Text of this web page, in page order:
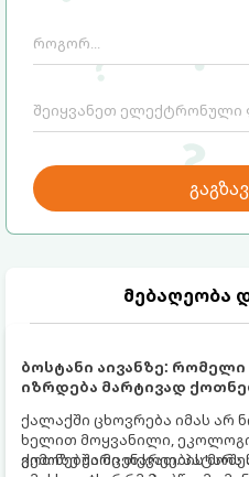
მებაღეობა
ბოსტანი აივანზე:
იზრდება მარტივად
ქალაქში ცხოვრება იმას არ
ხელით მოყვანილი,
გემოზე უარი თქვათ. პატარა
ქოთნებში მცენარეების